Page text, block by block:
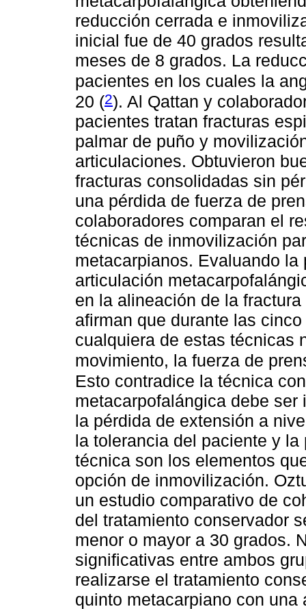
reducción cerrada e
inicial fue de 40 grados
meses de 8 grados. La
pacientes en los cuales la
20 (2). Al Qattan y
pacientes tratan fracturas
palmar de puño y
articulaciones. Obtuvieron
fracturas consolidadas sin
una pérdida de fuerza de
colaboradores comparan el
técnicas de inmovilización
metacarpianos. Evaluando
articulación
en la alineación de la
afirman que durante las
cualquiera de estas técnicas
movimiento, la fuerza de
Esto contradice la técnica
metacarpofalángica debe
la pérdida de extensión a
la tolerancia del paciente y
técnica son los elementos
opción de inmovilización.
un estudio comparativo de
del tratamiento conservador
menor o mayor a 30 grados.
significativas entre ambos
realizarse el tratamiento
quinto metacarpiano con